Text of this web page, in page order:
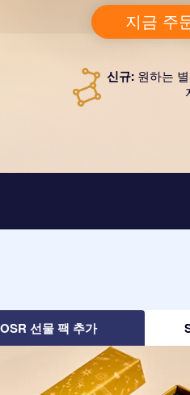
지금 주
신규:원하는 별
OSR 선물 팩 추가